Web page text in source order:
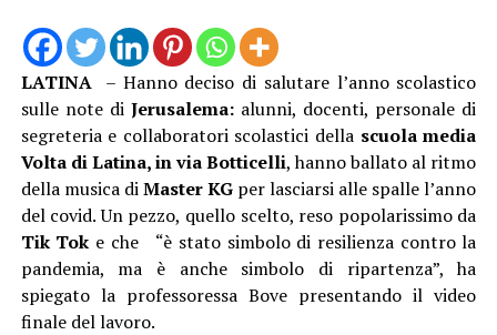
LATINA – Hanno deciso di salutare l’anno scolastico
sulle note di Jerusalema: alunni, docenti, personale di
segreteria e collaboratori scolastici della scuola media
Volta di Latina, in via Botticelli, hanno ballato al ritmo
della musica diMaster KG per lasciarsi alle spalle l’anno
del covid. Un pezzo, quello scelto, reso popolarissimo da
Tik Tok e che “è stato simbolo di resilienza contro la
pandemia, ma è anche simbolo di ripartenza”, ha
spiegato la professoressa Bove presentando il video
finale del lavoro.